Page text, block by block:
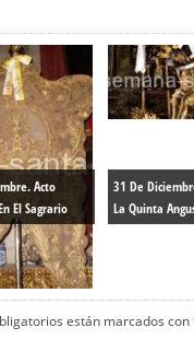
Acto
El Sagrario
31 De
La Quinta
están marcados con